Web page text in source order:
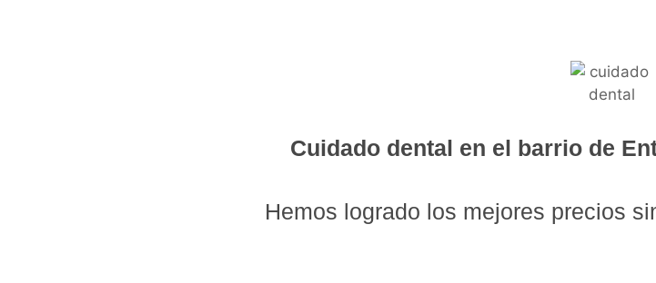
Cuidado dental en el barrio de
Hemos logrado los mejores precios